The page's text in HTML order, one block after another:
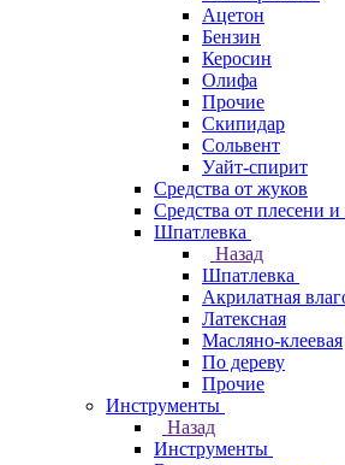
Ацетон
Бензин
Керосин
Олифа
Прочие
Скипидар
Сольвент
Уайт-спирит
Средства от жуков
Средства от плесени и
Шпатлевка
Назад
Шпатлевка
Акрилатная
Латексная
Масляно-клеевая
По дереву
Прочие
Инструменты
Назад
Инструменты